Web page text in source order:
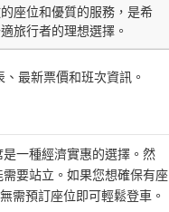
座位和優質的服務，是希
旅行者的理想選擇。
最新票價和班次資訊。
一種經濟實惠的選擇。然
要站立。如果您想確保有座
需預訂座位即可輕鬆登車。